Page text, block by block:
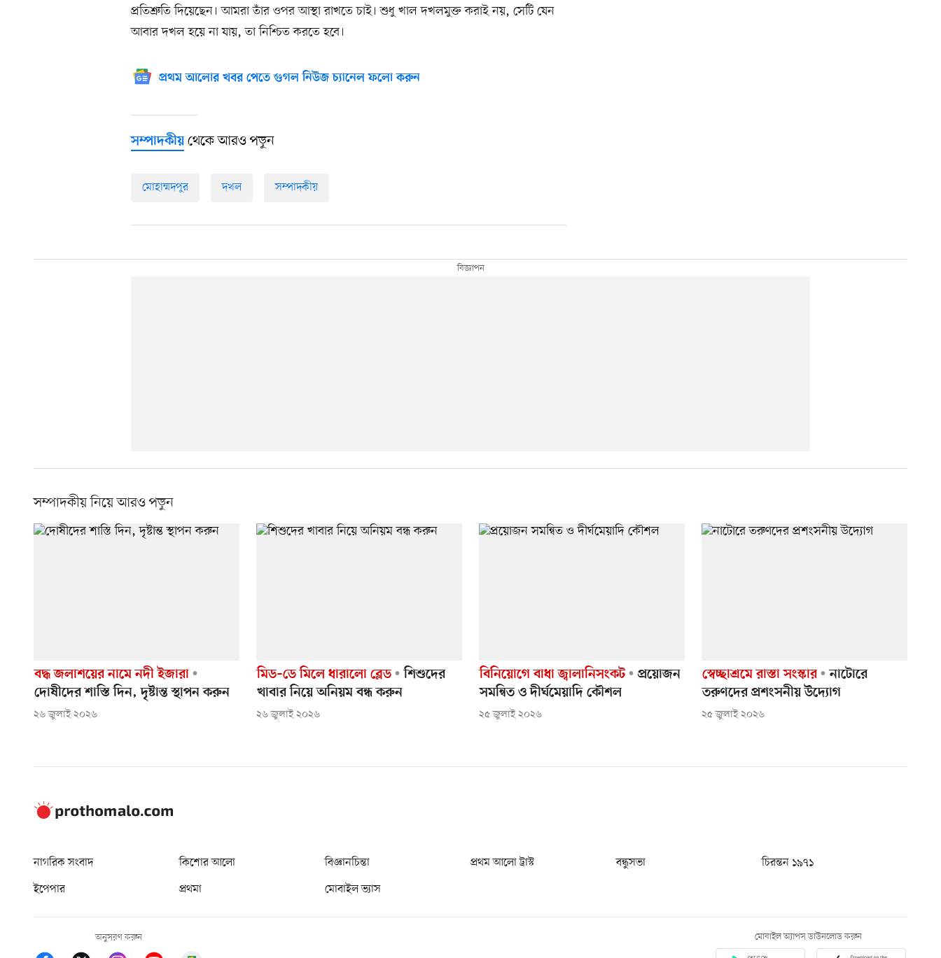
প্রতিশ্রুতি দিয়েছেন। আমরা তাঁর ওপর আস্থা রাখতে চাই। শুধু খাল দখলমুক্ত করাই নয়, সেটি যেন
আবার দখল হয়ে না যায়, তা নিশ্চিত করতে হবে।
প্রথম আলোর খবর পেতে গুগল নিউজ চ্যানেল ফলো করুন
সম্পাদকীয়থেকে আরও পড়ুন
মোহাম্মদপুর দখল সম্পাদকীয়
সম্পাদকীয় নিয়ে আরও পড়ুন
বদ্ধ জলাশয়ের নামে নদী ইজারা
দোষীদের শাস্তি দিন, দৃষ্টান্ত স্থাপন করুন
২৬ জুলাই ২০২৬
মিড–ডে মিলে ধারালো ব্লেড
শিশুদের
খাবার নিয়ে অনিয়ম বন্ধ করুন
২৬ জুলাই ২০২৬
বিনিয়োগে বাধা জ্বালানিসংকট
প্রয়োজন
সমন্বিত ও দীর্ঘমেয়াদি কৌশল
২৫ জুলাই ২০২৬
স্বেচ্ছাশ্রমে রাস্তা সংস্কার
নাটোরে
তরুণদের প্রশংসনীয় উদ্যোগ
২৫ জুলাই ২০২৬
নাগরিক সংবাদ কিশোর আলো বিজ্ঞানচিন্তা প্রথম আলো ট্রাস্ট বন্ধুসভা
চিরন্তন ১৯৭১
ইপেপার
প্রথমা মোবাইল ভ্যাস
অনুসরণ করুন মোবাইল অ্যাপস ডাউনলোড করুন